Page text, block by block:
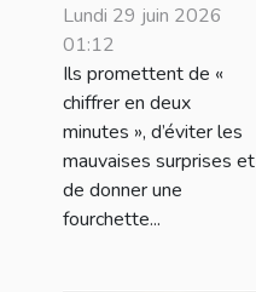
en ligne :
verdict sans
filtre
Lundi 29 juin 2026
01:12
Ils promettent de «
chiffrer en deux
minutes », d’éviter les
mauvaises surprises et
de donner une
fourchette...